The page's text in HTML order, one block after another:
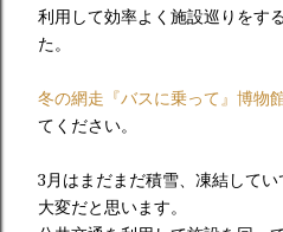
利用して効率よく施設巡りをす
た。
冬の網走『バスに乗って』博物
てください。
3月はまだまだ積雪、凍結して
大変だと思います。